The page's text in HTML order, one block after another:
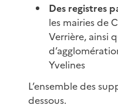
Des registres
les mairies de
Verrière, ainsi
Yvelines
L’ensemble des
dessous.